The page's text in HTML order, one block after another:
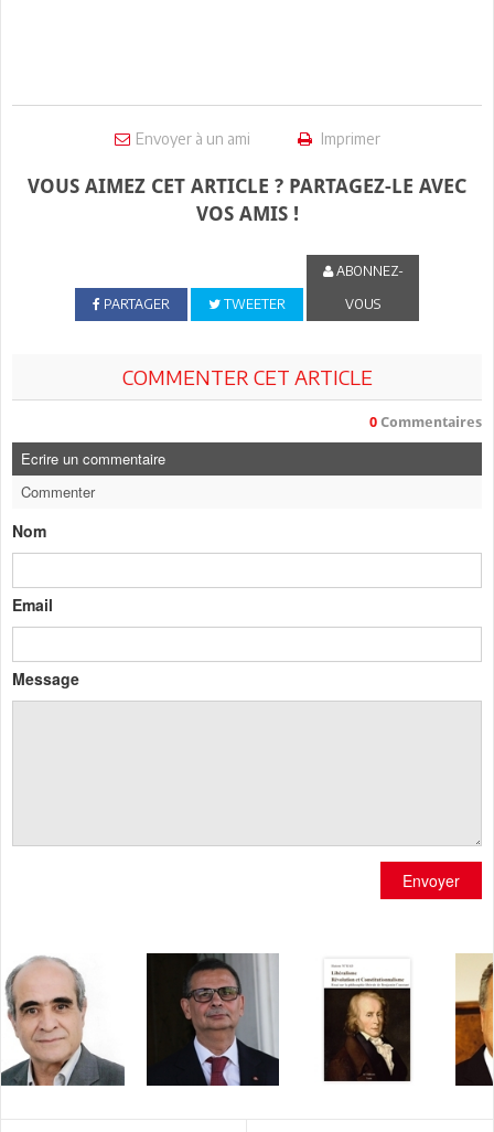
Envoyer à un ami Imprimer
VOUS AIMEZ CET ARTICLE ? PARTAGEZ-LE AVEC
VOS AMIS !
PARTAGER TWEETER
ABONNEZ-
VOUS
COMMENTER CET ARTICLE
0 Commentaires
Ecrire un commentaire
Commenter
Nom
Email
Message
Envoyer